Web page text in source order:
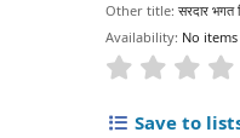
Other title:सरदार भगत
Availability: No
star rating
Save to